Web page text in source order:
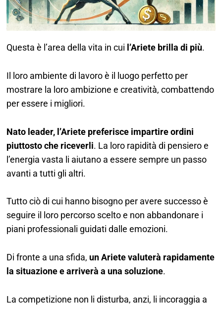
Questa è l’area della vita in cui l’Ariete brilla di più.
Il loro ambiente di lavoro è il luogo perfetto per
mostrare la loro ambizione e creatività, combattendo
per essere i migliori.
Nato leader, l’Ariete preferisce impartire ordini
piuttosto che riceverli. La loro rapidità di pensiero e
l’energia vasta li aiutano a essere sempre un passo
avanti a tutti gli altri.
Tutto ciò di cui hanno bisogno per avere successo è
seguire il loro percorso scelto e non abbandonare i
piani professionali guidati dalle emozioni.
Di fronte a una sfida, un Ariete valuterà rapidamente
la situazione e arriverà a una soluzione.
La competizione non li disturba, anzi, li incoraggia a